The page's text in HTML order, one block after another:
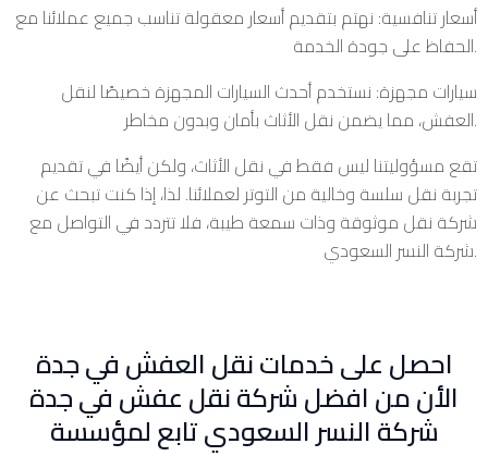
أسعار تنافسية: نهتم بتقديم أسعار معقولة تناسب جميع عملائنا مع
الحفاظ على جودة الخدمة.
سيارات مجهزة: نستخدم أحدث السيارات المجهزة خصيصًا لنقل
العفش، مما يضمن نقل الأثاث بأمان وبدون مخاطر.
تقع مسؤوليتنا ليس فقط في نقل الأثاث، ولكن أيضًا في تقديم
تجربة نقل سلسة وخالية من التوتر لعملائنا. لذا، إذا كنت تبحث عن
شركة نقل موثوقة وذات سمعة طيبة، فلا تتردد في التواصل مع
شركة النسر السعودي.
احصل على خدمات نقل العفش في جدة
الأن من افضل شركة نقل عفش في جدة
شركة النسر السعودي تابع لمؤسسة